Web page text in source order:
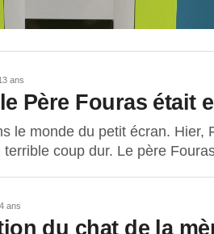
ans
Père Fouras était
le monde du petit écran. Hier,
terrible coup dur. Le père
ans
du chat de la